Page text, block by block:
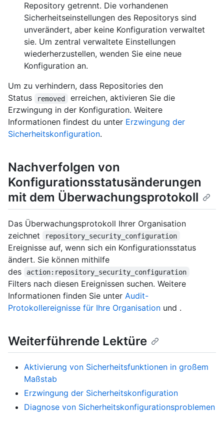
Repository getrennt. Die vorhandenen
Sicherheitseinstellungen des Repositorys sind
unverändert, aber keine Konfiguration verwaltet
sie. Um zentral verwaltete Einstellungen
wiederherzustellen, wenden Sie eine neue
Konfiguration an.
Um zu verhindern, dass Repositories den
Status
removed
erreichen, aktivieren Sie die
Erzwingung in der Konfiguration. Weitere
Informationen findest du unter Erzwingung der
Sicherheitskonfiguration.
Nachverfolgen von
Konfigurationsstatusänderungen
mit dem Überwachungsprotokoll
Das Überwachungsprotokoll Ihrer Organisation
zeichnet
repository_security_configuration
Ereignisse auf, wenn sich ein Konfigurationsstatus
ändert. Sie können mithilfe
des
action:repository_security_configuration
Filters nach diesen Ereignissen suchen. Weitere
Informationen finden Sie unter Audit-
Protokollereignisse für Ihre Organisation und .
Weiterführende Lektüre
Aktivierung von Sicherheitsfunktionen in großem
Maßstab
Erzwingung der Sicherheitskonfiguration
Diagnose von Sicherheitskonfigurationsproblemen